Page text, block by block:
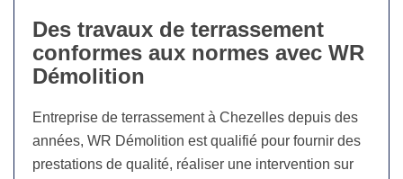
Des travaux de terrassement
conformes aux normes avec WR
Démolition
Entreprise de terrassement à Chezelles depuis des
années, WR Démolition est qualifié pour fournir des
prestations de qualité, réaliser une intervention sur